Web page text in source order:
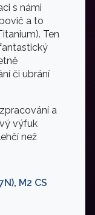
s námi
a to
Ten
či ubrání
a
výfuk
než
, M2 CS